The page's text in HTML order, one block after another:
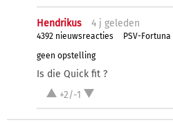
Hendrikus 4 j geleden
4392 nieuwsreacties
PSV-
geen opstelling
Is die Quick fit ?
+2/-1